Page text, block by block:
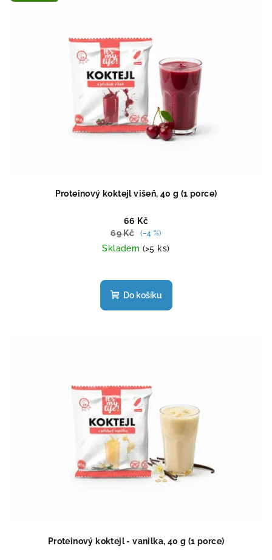
Proteinový koktejl višeň, 40 g (1 porce)
66 Kč
69 Kč
(–4 %)
Skladem (>5 ks)
hodnocení
produktu
Do košíku
Proteinový koktejl - vanilka, 40 g (1 porce)